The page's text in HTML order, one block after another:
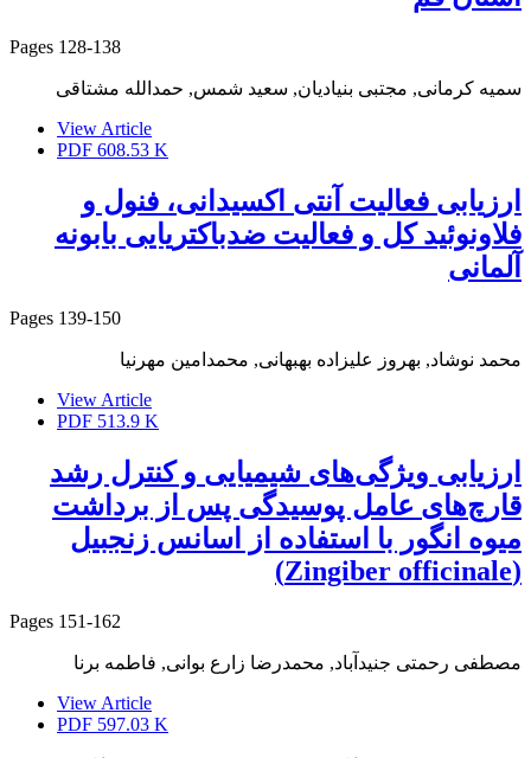
Pages 128-138
سمیه کرمانی, مجتبی بنیادیان, سعید شمس, حمدالله مشتاقی
View Article
PDF 608.53 K
ارزیابی فعالیت آنتی اکسیدانی، فنول و
فلاونوئید کل و فعالیت ضدباکتریایی بابونه
آلمانی
Pages 139-150
محمد نوشاد, بهروز علیزاده بهبهانی, محمدامین مهرنیا
View Article
PDF 513.9 K
ارزیابی ویژگی‌های شیمیایی و کنترل رشد
قارچ‌های عامل پوسیدگی پس از برداشت
میوه انگور با استفاده از اسانس زنجبیل
(Zingiber officinale)
Pages 151-162
مصطفی رحمتی جنیدآباد, محمدرضا زارع بوانی, فاطمه برنا
View Article
PDF 597.03 K